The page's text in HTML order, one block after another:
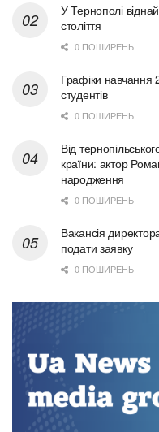
У Тернополі
століття
0 ПОШИРЕНЬ
Графіки
студентів
0 ПОШИРЕНЬ
Від
країни: актор
народження
0 ПОШИРЕНЬ
Вакансія
подати заявку
0 ПОШИРЕНЬ